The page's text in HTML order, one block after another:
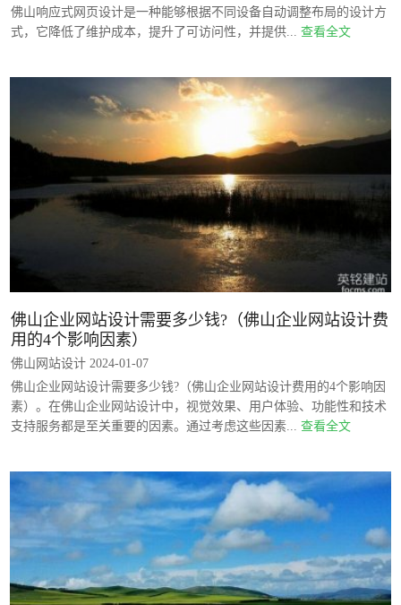
佛山响应式网页设计是一种能够根据不同设备自动调整布局的设计方
式，它降低了维护成本，提升了可访问性，并提供... 查看全文
佛山企业网站设计需要多少钱?（佛山企业网站设计费
用的4个影响因素）
佛山网站设计 2024-01-07
佛山企业网站设计需要多少钱?（佛山企业网站设计费用的4个影响因
素）。在佛山企业网站设计中，视觉效果、用户体验、功能性和技术
支持服务都是至关重要的因素。通过考虑这些因素... 查看全文